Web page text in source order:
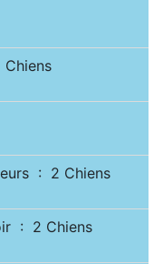
Chiens
: 2 Chiens
: 2 Chiens